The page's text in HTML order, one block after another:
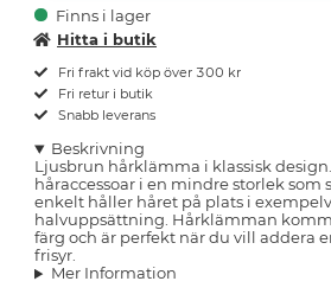
Finns i lager
Hitta i butik
Fri frakt vid köp över 300 kr
Fri retur i butik
Snabb leverans
Beskrivning
Ljusbrun hårklämma i klassisk
håraccessoar i en mindre storlek som
enkelt håller håret på plats i
halvuppsättning. Hårklämman
färg och är perfekt när du vill addera
frisyr.
Mer Information